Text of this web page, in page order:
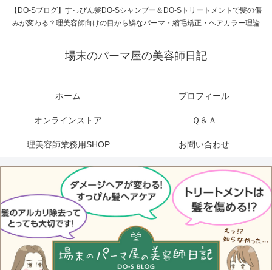
【DO-Sブログ】すっぴん髪DO-Sシャンプー＆DO-Sトリートメントで髪の傷
みが変わる？理美容師向けの目から鱗なパーマ・縮毛矯正・ヘアカラー理論
場末のパーマ屋の美容師日記
ホーム プロフィール
オンラインストア Ｑ＆Ａ
理美容師業務用SHOP お問い合わせ